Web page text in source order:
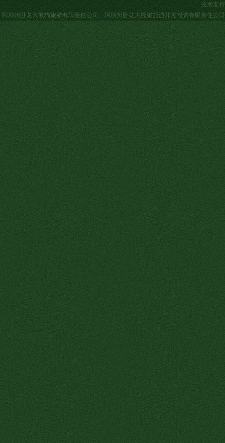
技术支
阿坝州卧龙大熊猫旅游有限责任公司
阿坝州卧龙大熊猫旅游开发投资有限责任公司